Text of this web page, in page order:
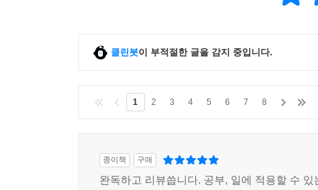
클린봇이 부적절한 글을 감지 중입니다.
1 2 3 4 5 6 7 8
종이책 구매
완독하고 리뷰씁니다. 공부, 일에 적용할 수 있